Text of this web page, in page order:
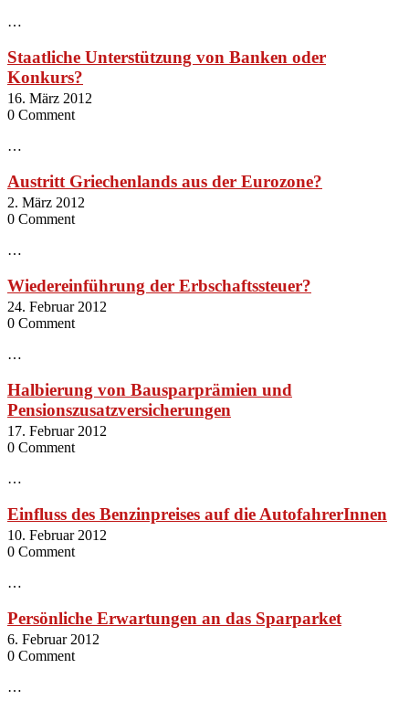
…
Staatliche Unterstützung von Banken oder
Konkurs?
16. März 2012
0 Comment
…
Austritt Griechenlands aus der Eurozone?
2. März 2012
0 Comment
…
Wiedereinführung der Erbschaftssteuer?
24. Februar 2012
0 Comment
…
Halbierung von Bausparprämien und
Pensionszusatzversicherungen
17. Februar 2012
0 Comment
…
Einfluss des Benzinpreises auf die AutofahrerInnen
10. Februar 2012
0 Comment
…
Persönliche Erwartungen an das Sparparket
6. Februar 2012
0 Comment
…